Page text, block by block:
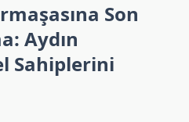
Son
Aydın
Sahiplerini